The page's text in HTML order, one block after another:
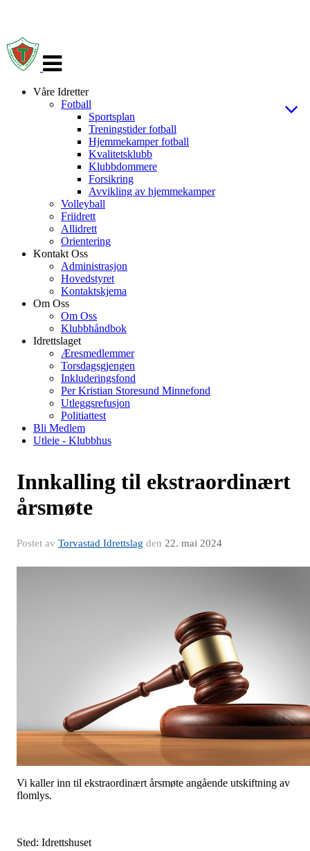
navigasjon
Våre Idretter
Fotball
Sportsplan
Treningstider fotball
Hjemmekamper fotball
Kvalitetsklubb
Klubbdommere
Forsikring
Avvikling av hjemmekamper
Volleyball
Friidrett
Allidrett
Orientering
Kontakt Oss
Administrasjon
Hovedstyret
Kontaktskjema
Om Oss
Om Oss
Klubbhåndbok
Idrettslaget
Æresmedlemmer
Torsdagsgjengen
Inkluderingsfond
Per Kristian Storesund Minnefond
Utleggsrefusjon
Politiattest
Bli Medlem
Utleie - Klubbhus
Innkalling til ekstraordinært
årsmøte
Postet av Torvastad Idrettslag den 22. mai 2024
Vi kaller inn til ekstraordinært årsmøte angående utskiftning av
flomlys.
Sted: Idrettshuset